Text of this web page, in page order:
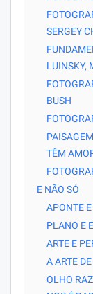
SERGEY
LUINSKY,
BUSH
TÊM
E NÃO SÓ
APONTE
PLANO E
ARTE E
A ARTE
OLHO